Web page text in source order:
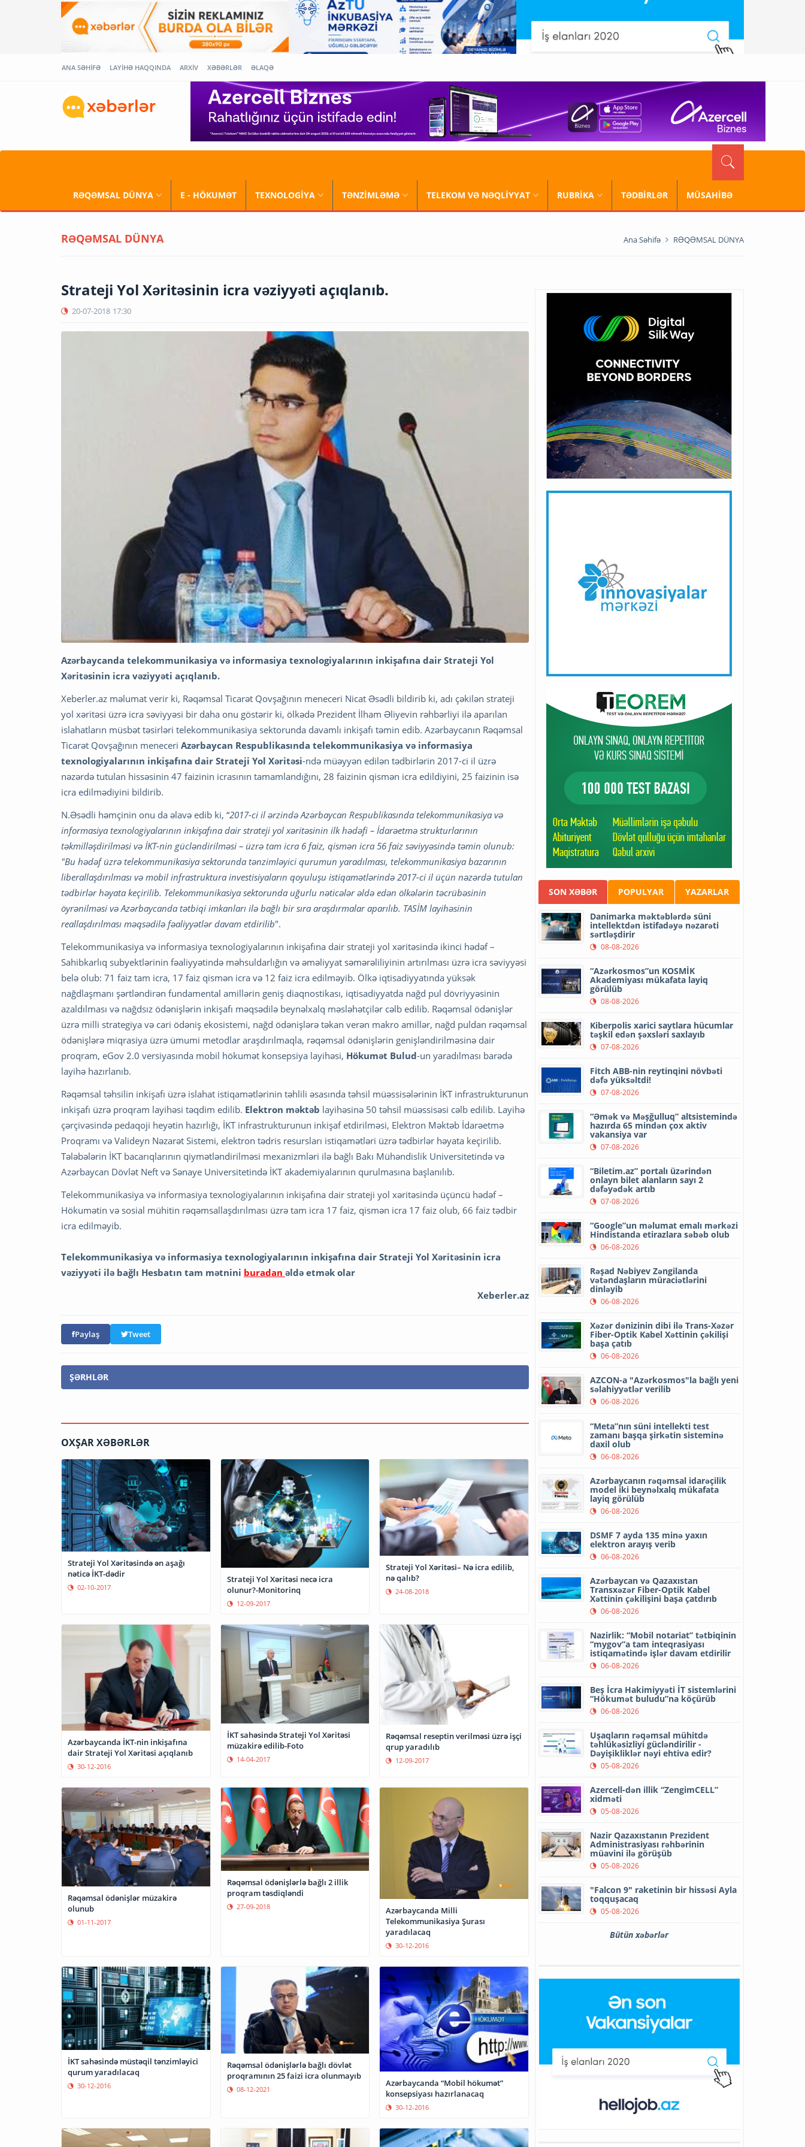
ANA SƏHİFƏ LAYİHƏ HAQQINDA ARXİV XƏBƏRLƏR ƏLAQƏ
RƏQƏMSAL DÜNYA E - HÖKUMƏT TEXNOLOGİYA TƏNZİMLƏMƏ TELEKOM VƏ NƏQLİYYAT RUBRİKA TƏDBİRLƏR MÜSAHİBƏ
RƏQƏMSAL DÜNYA Ana Səhifə RƏQƏMSAL DÜNYA
Strateji Yol Xəritəsinin icra vəziyyəti açıqlanıb.
20-07-2018 17:30
Azərbaycanda telekommunikasiya və informasiya texnologiyalarının inkişafına dair Strateji Yol
Xəritəsinin icra vəziyyəti açıqlanıb.
Xeberler.az məlumat verir ki, Rəqəmsal Ticarət Qovşağının meneceri Nicat Əsədli bildirib ki, adı çəkilən strateji
yol xəritəsi üzrə icra səviyyəsi bir daha onu göstərir ki, ölkədə Prezident İlham Əliyevin rəhbərliyi ilə aparılan
islahatların müsbət təsirləri telekommunikasiya sektorunda davamlı inkişafı təmin edib. Azərbaycanın Rəqəmsal
Ticarət Qovşağının meneceri Azərbaycan Respublikasında telekommunikasiya və informasiya
texnologiyalarının inkişafına dair Strateji Yol Xəritəsi-ndə müəyyən edilən tədbirlərin 2017-ci il üzrə
nəzərdə tutulan hissəsinin 47 faizinin icrasının tamamlandığını, 28 faizinin qismən icra edildiyini, 25 faizinin isə
icra edilmədiyini bildirib.
N.Əsədli həmçinin onu da əlavə edib ki, “2017-ci il ərzində Azərbaycan Respublikasında telekommunikasiya və
informasiya texnologiyalarının inkişafına dair strateji yol xəritəsinin ilk hədəfi – İdarəetmə strukturlarının
təkmilləşdirilməsi və İKT-nin gücləndirilməsi – üzrə tam icra 6 faiz, qismən icra 56 faiz səviyyəsində təmin olunub:
"Bu hədəf üzrə telekommunikasiya sektorunda tənzimləyici qurumun yaradılması, telekommunikasiya bazarının
liberallaşdırılması və mobil infrastruktura investisiyaların qoyuluşu istiqamətlərində 2017-ci il üçün nəzərdə tutulan
tədbirlər həyata keçirilib. Telekommunikasiya sektorunda uğurlu nəticələr əldə edən ölkələrin təcrübəsinin
öyrənilməsi və Azərbaycanda tətbiqi imkanları ilə bağlı bir sıra araşdırmalar aparılıb. TASİM layihəsinin
reallaşdırılması məqsədilə fəaliyyətlər davam etdirilib".
Telekommunikasiya və informasiya texnologiyalarının inkişafına dair strateji yol xəritəsində ikinci hədəf –
Sahibkarlıq subyektlərinin fəaliyyətində məhsuldarlığın və əməliyyat səmərəliliyinin artırılması üzrə icra səviyyəsi
belə olub: 71 faiz tam icra, 17 faiz qismən icra və 12 faiz icra edilməyib. Ölkə iqtisadiyyatında yüksək
nağdlaşmanı şərtləndirən fundamental amillərin geniş diaqnostikası, iqtisadiyyatda nağd pul dövriyyəsinin
azaldılması və nağdsız ödənişlərin inkişafı məqsədilə beynəlxalq məsləhətçilər cəlb edilib. Rəqəmsal ödənişlər
üzrə milli strategiya və cari ödəniş ekosistemi, nağd ödənişlərə təkan verən makro amillər, nağd puldan rəqəmsal
ödənişlərə miqrasiya üzrə ümumi metodlar araşdırılmaqla, rəqəmsal ödənişlərin genişləndirilməsinə dair
proqram, eGov 2.0 versiyasında mobil hökumət konsepsiya layihəsi, Hökumət Bulud-un yaradılması barədə
layihə hazırlanıb.
Rəqəmsal təhsilin inkişafı üzrə islahat istiqamətlərinin təhlili əsasında təhsil müəssisələrinin İKT infrastrukturunun
inkişafı üzrə proqram layihəsi təqdim edilib. Elektron məktəb layihəsinə 50 təhsil müəssisəsi cəlb edilib. Layihə
çərçivəsində pedaqoji heyətin hazırlığı, İKT infrastrukturunun inkişaf etdirilməsi, Elektron Məktəb İdarəetmə
Proqramı və Valideyn Nəzarət Sistemi, elektron tədris resursları istiqamətləri üzrə tədbirlər həyata keçirilib.
Tələbələrin İKT bacarıqlarının qiymətləndirilməsi mexanizmləri ilə bağlı Bakı Mühəndislik Universitetində və
Azərbaycan Dövlət Neft və Sənaye Universitetində İKT akademiyalarının qurulmasına başlanılıb.
Telekommunikasiya və informasiya texnologiyalarının inkişafına dair strateji yol xəritəsində üçüncü hədəf –
Hökumətin və sosial mühitin rəqəmsallaşdırılması üzrə tam icra 17 faiz, qismən icra 17 faiz olub, 66 faiz tədbir
icra edilməyib.
Telekommunikasiya və informasiya texnologiyalarının inkişafına dair Strateji Yol Xəritəsinin icra
vəziyyəti ilə bağlı Hesbatın tam mətnini buradan əldə etmək olar
Xeberler.az
Paylaş Tweet
ŞƏRHLƏR
OXŞAR XƏBƏRLƏR
Strateji Yol Xəritəsində ən aşağı
nəticə İKT-dədir
02-10-2017
Strateji Yol Xəritəsi necə icra
olunur?-Monitorinq
12-09-2017
Strateji Yol Xəritəsi– Nə icra edilib,
nə qalıb?
24-08-2018
Azərbaycanda İKT-nin inkişafına
dair Strateji Yol Xəritəsi açıqlanıb
30-12-2016
İKT sahəsində Strateji Yol Xəritəsi
müzakirə edilib-Foto
14-04-2017
Rəqəmsal reseptin verilməsi üzrə işçi
qrup yaradılıb
12-09-2017
Rəqəmsal ödənişlər müzakirə
olunub
01-11-2017
Rəqəmsal ödənişlərlə bağlı 2 illik
proqram təsdiqləndi
27-09-2018
Azərbaycanda Milli
Telekommunikasiya Şurası
yaradılacaq
30-12-2016
İKT sahəsində müstəqil tənzimləyici
qurum yaradılacaq
30-12-2016
Rəqəmsal ödənişlərlə bağlı dövlət
proqramının 25 faizi icra olunmayıb
08-12-2021
Azərbaycanda “Mobil hökumət”
konsepsiyası hazırlanacaq
30-12-2016
SON XƏBƏR POPULYAR YAZARLAR
Danimarka məktəblərdə süni
intellektdən istifadəyə nəzarəti
sərtləşdirir
08-08-2026
“Azərkosmos”un KOSMİK
Akademiyası mükafata layiq
görülüb
08-08-2026
Kiberpolis xarici saytlara hücumlar
təşkil edən şəxsləri saxlayıb
07-08-2026
Fitch ABB-nin reytinqini növbəti
dəfə yüksəltdi!
07-08-2026
“Əmək və Məşğulluq” altsistemində
hazırda 65 mindən çox aktiv
vakansiya var
07-08-2026
“Biletim.az” portalı üzərindən
onlayn bilet alanların sayı 2
dəfəyədək artıb
07-08-2026
“Google”un məlumat emalı mərkəzi
Hindistanda etirazlara səbəb olub
06-08-2026
Rəşad Nəbiyev Zəngilanda
vətəndaşların müraciətlərini
dinləyib
06-08-2026
Xəzər dənizinin dibi ilə Trans-Xəzər
Fiber-Optik Kabel Xəttinin çəkilişi
başa çatıb
06-08-2026
AZCON-a "Azərkosmos"la bağlı yeni
səlahiyyətlər verilib
06-08-2026
“Meta”nın süni intellekti test
zamanı başqa şirkətin sisteminə
daxil olub
06-08-2026
Azərbaycanın rəqəmsal idarəçilik
model iki beynəlxalq mükafata
layiq görülüb
06-08-2026
DSMF 7 ayda 135 minə yaxın
elektron arayış verib
06-08-2026
Azərbaycan və Qazaxıstan
Transxəzər Fiber-Optik Kabel
Xəttinin çəkilişini başa çatdırıb
06-08-2026
Nazirlik: “Mobil notariat” tətbiqinin
“mygov”a tam inteqrasiyası
istiqamətində işlər davam etdirilir
06-08-2026
Beş İcra Hakimiyyəti İT sistemlərini
“Hökumət buludu”na köçürüb
06-08-2026
Uşaqların rəqəmsal mühitdə
təhlükəsizliyi gücləndirilir -
Dəyişikliklər nəyi ehtiva edir?
05-08-2026
Azercell-dən illik “ZengimCELL”
xidməti
05-08-2026
Nazir Qazaxıstanın Prezident
Administrasiyası rəhbərinin
müavini ilə görüşüb
05-08-2026
"Falcon 9" raketinin bir hissəsi Ayla
toqquşacaq
05-08-2026
Bütün xəbərlər